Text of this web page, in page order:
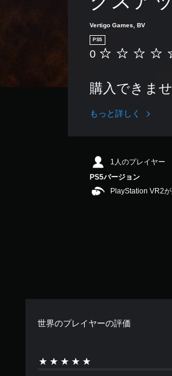
Vertigo Games, BV
PS5
評
あ
ま
ん
0
購入できま
もっと詳しく
1人のプレイヤー
PS5バージョン
PlayStation VR2
世界のプレイヤーの評価